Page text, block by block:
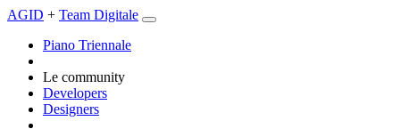
AGID + Team Digitale
Piano Triennale
Le community
Developers
Designers